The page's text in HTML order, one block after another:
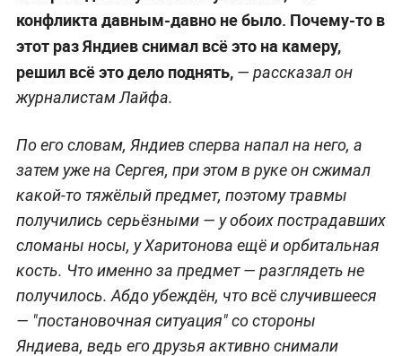
конфликта давным-давно не было. Почему-то в
этот раз Яндиев снимал всё это на камеру,
решил всё это дело поднять,— рассказал он
журналистам Лайфа.
По его словам, Яндиев сперва напал на него, а
затем уже на Сергея, при этом в руке он сжимал
какой-то тяжёлый предмет, поэтому травмы
получились серьёзными — у обоих пострадавших
сломаны носы, у Харитонова ещё и орбитальная
кость. Что именно за предмет — разглядеть не
получилось. Абдо убеждён, что всё случившееся
— "постановочная ситуация" со стороны
Яндиева, ведь его друзья активно снимали